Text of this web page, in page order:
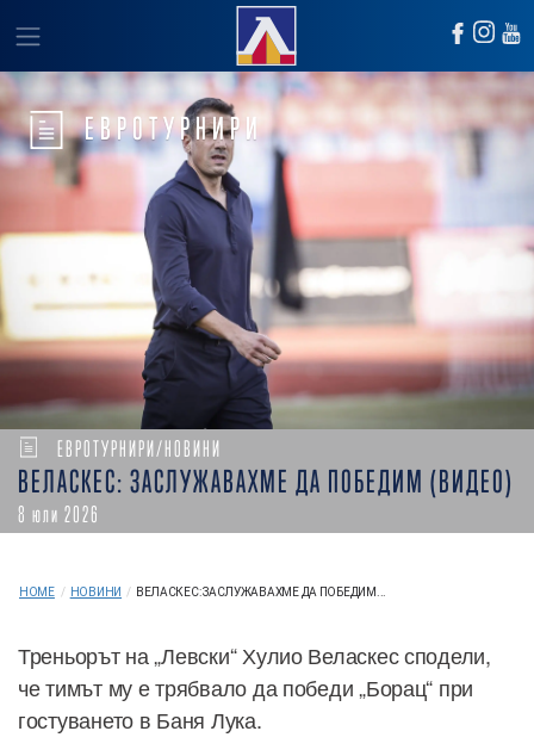
ЕВРОТУРНИРИ
ЕВРОТУРНИРИ/НОВИНИ
ВЕЛАСКЕС: ЗАСЛУЖАВАХМЕ ДА ПОБЕДИМ (ВИДЕО)
8 юли 2026
HOME / НОВИНИ / ВЕЛАСКЕС: ЗАСЛУЖАВАХМЕ ДА ПОБЕДИМ...
Треньорът на „Левски“ Хулио Веласкес сподели,
че тимът му е трябвало да победи „Борац“ при
гостуването в Баня Лука.